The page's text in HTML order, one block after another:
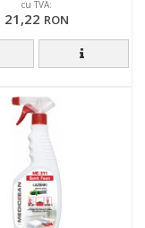
cu TVA:
21,22 RON